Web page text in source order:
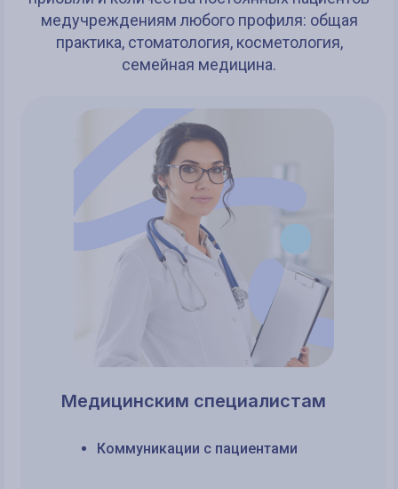
медучреждениям любого профиля: общая
практика, стоматология, косметология,
семейная медицина.
Коммуникации с пациентами
Медицинским специалистам